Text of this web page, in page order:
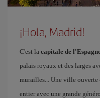
¡Hola, Madrid!
C'est la capitale de
palais royaux et des larges
murailles... Une ville
entier avec une grande